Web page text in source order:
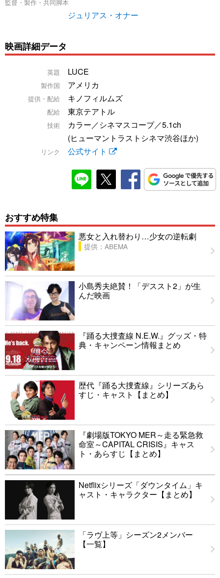
監督・製作・共同脚本
ジュリアス・オナー
映画詳細データ
英題 LUCE
製作国 アメリカ
提供・配給 キノフィルムズ
配給 東京テアトル
技術
カラー／シネマスコープ／5.1ch
(ヒューマントラストシネマ渋谷ほか)
リンク 公式サイト
おすすめ特集
悪女と入れ替わり…少女の逆転劇
提供：ABEMA
小島秀夫絶賛！「デススト2」が生
んだ映画
『踊る大捜査線 N.E.W.』グッズ・特
典・キャンペーン情報まとめ
歴代『踊る大捜査線』シリーズあら
すじ・キャスト【まとめ】
『劇場版TOKYO MER～走る緊急救
命室～CAPITAL CRISIS』キャス
ト・あらすじ【まとめ】
Netflixシリーズ「ダウンタイム」キ
ャスト・キャラクター【まとめ】
「ラヴ上等」シーズン2メンバー
【一覧】